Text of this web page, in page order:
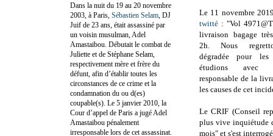
Le 11 novembre
twitté : "Vol
livraison bagage
2h. Nous
dégradée pour les
étudions avec
responsable de la
les causes de cet
Le CRIF (Conseil
plus vive inquiétude
mois" et s'est
Dans la nuit du 19 au 20 novembre
2003, à Paris, Sébastien Selam , DJ
Juif de 23 ans, était assassiné par
un voisin musulman, Adel
Amastaibou. Débutait le combat de
Juliette et de Stéphane Selam,
respectivement mère et frère du
défunt, afin d’établir toutes les
circonstances de ce crime et la
condamnation du ou d(es)
coupable(s). Le 5 janvier 2010, la
Cour d’appel de Paris a jugé Adel
Amastaibou pénalement
irresponsable lors de cet assassinat.